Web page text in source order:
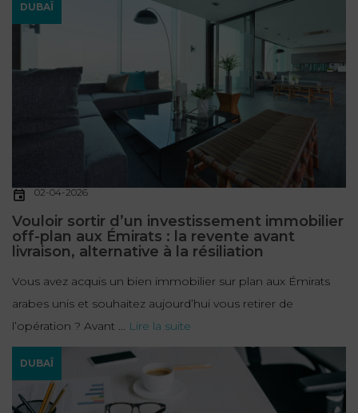
DUBAÏ
02-04-2026
Vouloir sortir d’un investissement immobilier
off-plan aux Émirats : la revente avant
livraison, alternative à la résiliation
Vous avez acquis un bien immobilier sur plan aux Émirats
arabes unis et souhaitez aujourd’hui vous retirer de
l’opération ? Avant ... Lire la suite
DUBAÏ